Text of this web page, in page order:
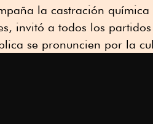
la castración
invitó a todos los
se pronuncien por la